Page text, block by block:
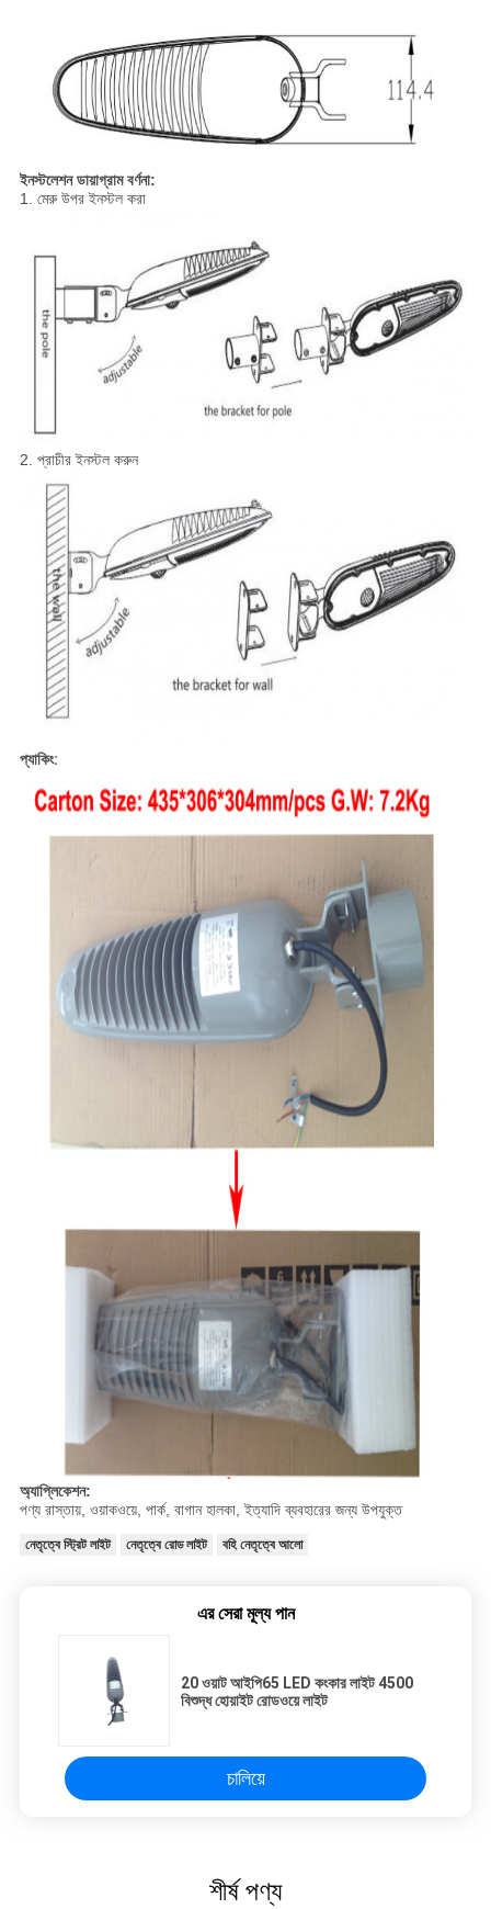
ইনস্টলেশন ডায়াগ্রাম বর্ণনা:
1. মেরু উপর ইনস্টল করা
2. প্রাচীর ইনস্টল করুন
প্যাকিং:
অ্যাপ্লিকেশন:
পণ্য রাস্তায়, ওয়াকওয়ে, পার্ক, বাগান হালকা, ইত্যাদি ব্যবহারের জন্য উপযুক্ত
নেতৃত্বে স্ট্রিট লাইট নেতৃত্বে রোড লাইট বহি নেতৃত্বে আলো
এর সেরা মূল্য পান
20 ওয়াট আইপি65 LED কংকার লাইট 4500
বিশুদ্ধ হোয়াইট রোডওয়ে লাইট
চালিয়ে
শীর্ষ পণ্য